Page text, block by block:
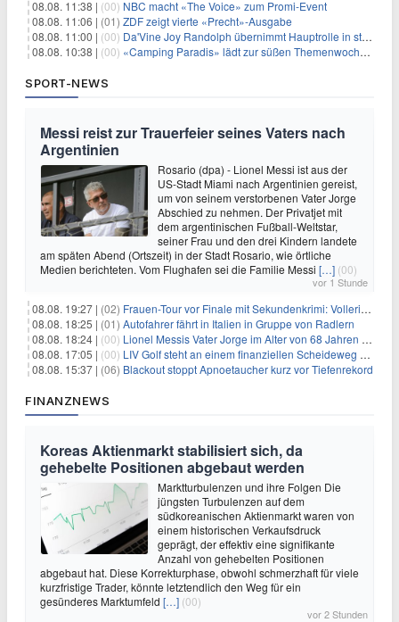
08.08. 11:38 | (00) NBC macht «The Voice» zum Promi-Event
08.08. 11:06 | (01) ZDF zeigt vierte «Precht»-Ausgabe
08.08. 11:00 | (00) Da'Vine Joy Randolph übernimmt Hauptrolle in starbesetzter schwarzer Komödie
08.08. 10:38 | (00) «Camping Paradis» lädt zur süßen Themenwoche ein
SPORT-NEWS
Messi reist zur Trauerfeier seines Vaters nach
Argentinien
Rosario (dpa) - Lionel Messi ist aus der
US-Stadt Miami nach Argentinien gereist,
um von seinem verstorbenen Vater Jorge
Abschied zu nehmen. Der Privatjet mit
dem argentinischen Fußball-Weltstar,
seiner Frau und den drei Kindern landete
am späten Abend (Ortszeit) in der Stadt Rosario, wie örtliche
Medien berichteten. Vom Flughafen sei die Familie Messi […] (00)
vor 1 Stunde
08.08. 19:27 | (02) Frauen-Tour vor Finale mit Sekundenkrimi: Vollering in Gelb
08.08. 18:25 | (01) Autofahrer fährt in Italien in Gruppe von Radlern
08.08. 18:24 | (00) Lionel Messis Vater Jorge im Alter von 68 Jahren gestorben
08.08. 17:05 | (00) LIV Golf steht an einem finanziellen Scheideweg auf der Suche nach neuen Investitionen
08.08. 15:37 | (06) Blackout stoppt Apnoetaucher kurz vor Tiefenrekord
FINANZNEWS
Koreas Aktienmarkt stabilisiert sich, da
gehebelte Positionen abgebaut werden
Marktturbulenzen und ihre Folgen Die
jüngsten Turbulenzen auf dem
südkoreanischen Aktienmarkt waren von
einem historischen Verkaufsdruck
geprägt, der effektiv eine signifikante
Anzahl von gehebelten Positionen
abgebaut hat. Diese Korrekturphase, obwohl schmerzhaft für viele
kurzfristige Trader, könnte letztendlich den Weg für ein
gesünderes Marktumfeld […] (00)
vor 2 Stunden